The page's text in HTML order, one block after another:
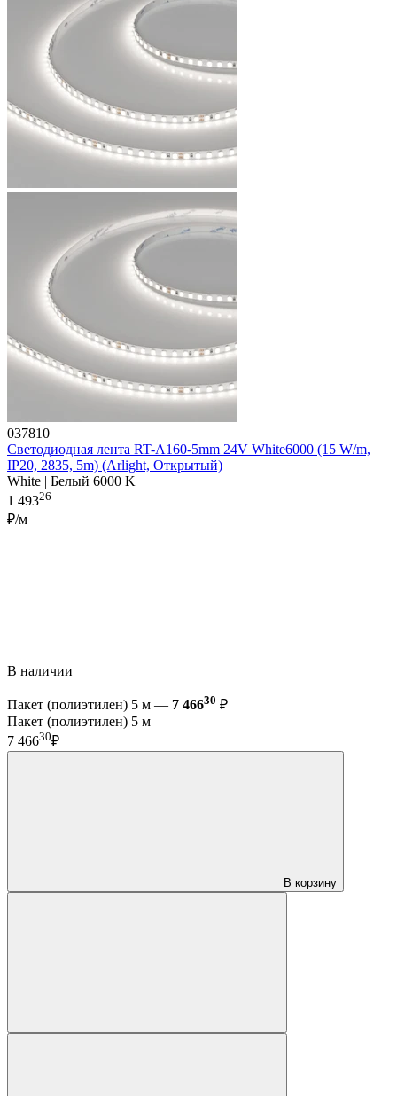
037810
Светодиодная лента RT-A160-5mm 24V White6000 (15 W/m,
IP20, 2835, 5m) (Arlight, Открытый)
White | Белый 6000 K
1 49326
₽/м
В наличии
Пакет (полиэтилен) 5 м — 7 46630 ₽
Пакет (полиэтилен) 5 м
7 46630₽
В корзину